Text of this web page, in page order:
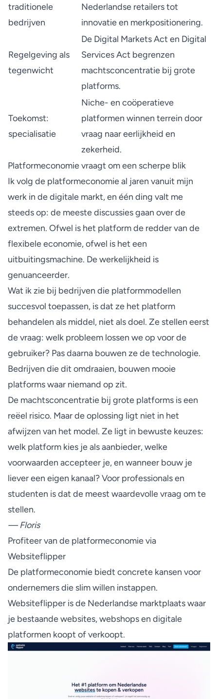
traditionele
bedrijven
Nederlandse retailers tot
innovatie en merkpositionering.
Regelgeving als
tegenwicht
De Digital Markets Act en Digital
Services Act begrenzen
machtsconcentratie bij grote
platforms.
Toekomst:
specialisatie
Niche- en coöperatieve
platformen winnen terrein door
vraag naar eerlijkheid en
zekerheid.
Platformeconomie vraagt om een scherpe blik
Ik volg de platformeconomie al jaren vanuit mijn
werk in de digitale markt, en één ding valt me
steeds op: de meeste discussies gaan over de
extremen. Ofwel is het platform de redder van de
flexibele economie, ofwel is het een
uitbuitingsmachine. De werkelijkheid is
genuanceerder.
Wat ik zie bij bedrijven die platformmodellen
succesvol toepassen, is dat ze het platform
behandelen als middel, niet als doel. Ze stellen eerst
de vraag: welk probleem lossen we op voor de
gebruiker? Pas daarna bouwen ze de technologie.
Bedrijven die dit omdraaien, bouwen mooie
platforms waar niemand op zit.
De machtsconcentratie bij grote platforms is een
reëel risico. Maar de oplossing ligt niet in het
afwijzen van het model. Ze ligt in bewuste keuzes:
welk platform kies je als aanbieder, welke
voorwaarden accepteer je, en wanneer bouw je
liever een eigen kanaal? Voor professionals en
studenten is dat de meest waardevolle vraag om te
stellen.
— Floris
Profiteer van de platformeconomie via
Websiteflipper
De platformeconomie biedt concrete kansen voor
ondernemers die slim willen instappen.
Websiteflipper is de Nederlandse marktplaats waar
je bestaande websites, webshops en digitale
platformen koopt of verkoopt.